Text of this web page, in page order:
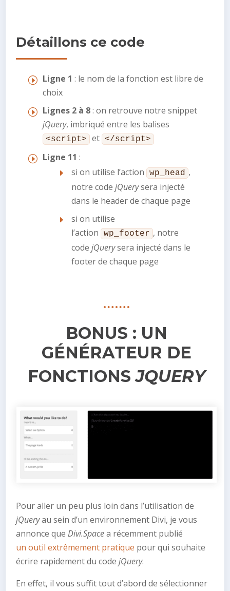
Détaillons ce code
Ligne 1 : le nom de la fonction est libre de
choix
Lignes 2 à 8: on retrouve notre snippet
jQuery, imbriqué entre les balises
<script> et </script>
Ligne 11 :
si on utilise l’action wp_head ,
notre codejQuerysera injecté
dans le header de chaque page
si on utilise
l’action wp_footer , notre
codejQuerysera injecté dans le
footer de chaque page
BONUS : UN
GÉNÉRATEUR DE
FONCTIONSJQUERY
Pour aller un peu plus loin dans l’utilisation de
jQueryau sein d’un environnement Divi, je vous
annonce queDivi.Spacea récemment publié
un outil extrêmement pratique pour qui souhaite
écrire rapidement du codejQuery.
En effet, il vous suffit tout d’abord de sélectionner